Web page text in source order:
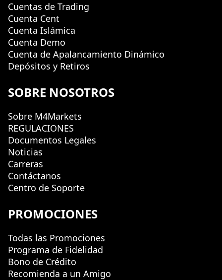
Cuentas de Trading
Cuenta Cent
Cuenta Islámica
Cuenta Demo
Cuenta de Apalancamiento Dinámico
Depósitos y Retiros
SOBRE NOSOTROS
Sobre M4Markets
REGULACIONES
Documentos Legales
Noticias
Carreras
Contáctanos
Centro de Soporte
PROMOCIONES
Todas las Promociones
Programa de Fidelidad
Bono de Crédito
Recomienda a un Amigo